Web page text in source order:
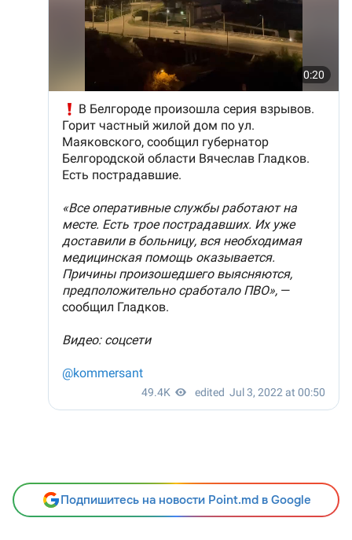
Подпишитесь на новости Point.md в Google